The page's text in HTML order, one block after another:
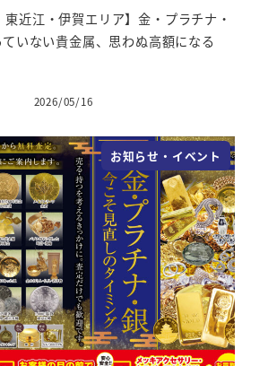
近江・伊賀エリア】金・プラチナ・
いない貴金属、思わぬ高額になる
投稿日
2026/05/16
お知らせ・イベント